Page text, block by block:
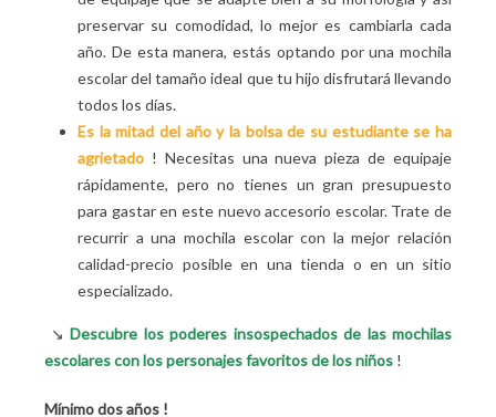
preservar su comodidad, lo mejor es cambiarla cada
año. De esta manera, estás optando por una mochila
escolar del tamaño ideal que tu hijo disfrutará llevando
todos los días.
Es la mitad del año y la bolsa de su estudiante se ha
agrietado ! Necesitas una nueva pieza de equipaje
rápidamente, pero no tienes un gran presupuesto
para gastar en este nuevo accesorio escolar. Trate de
recurrir a una mochila escolar con la mejor relación
calidad-precio posible en una tienda o en un sitio
especializado.
↘️ Descubre los poderes insospechados de las mochilas
escolares con los personajes favoritos de los niños !
Mínimo dos años !